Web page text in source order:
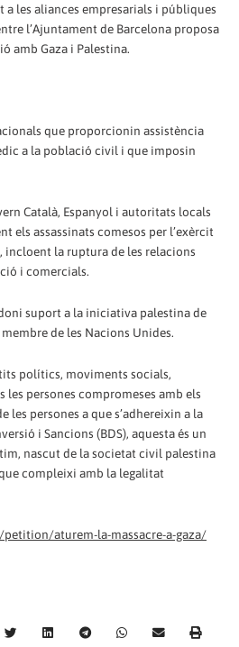
a les aliances empresarials i públiques
l’Ajuntament de Barcelona proposa
amb Gaza i Palestina.
que proporcionin assistència
a la població civil i que imposin
Català, Espanyol i autoritats locals
els assassinats comesos per l’exèrcit
incloent la ruptura de les relacions
i comercials.
suport a la iniciativa palestina de
de les Nacions Unides.
polítics, moviments socials,
les persones compromeses amb els
les persones a que s’adhereixin a la
i Sancions (BDS), aquesta és un
nascut de la societat civil palestina
compleixi amb la legalitat
aturem-la-massacre-a-gaza/